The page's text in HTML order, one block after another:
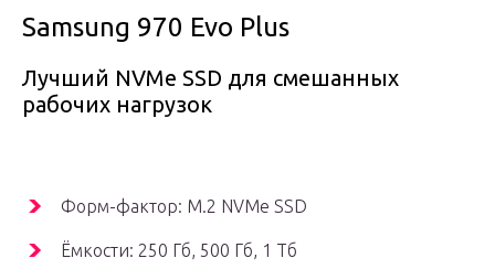
Samsung 970 Evo Plus
Лучший NVMe SSD для смешанных
рабочих нагрузок
Форм-фактор: M.2 NVMe SSD
Ёмкости: 250 Гб, 500 Гб, 1 Тб